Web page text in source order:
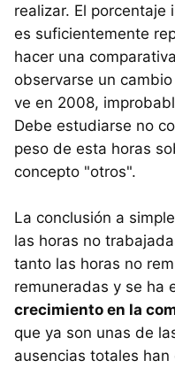
realizar. El
es suficientemente
hacer una
observarse un
ve en 2008,
Debe estudiarse no
peso de esta horas
concepto "otros".
La conclusión a
las horas no
tanto las horas no
remuneradas y se ha
crecimiento en la
que ya son unas de
ausencias totales